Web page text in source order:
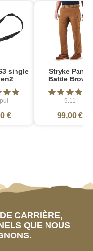
single
€
Stryke Pant -
Battle Brown
5.11
99,00 €
CARRIÈRE,
QUE NOUS